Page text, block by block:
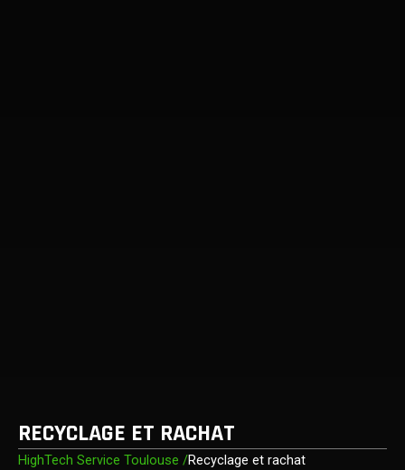
RECYCLAGE ET RACHAT
HighTech Service Toulouse /Recyclage et rachat